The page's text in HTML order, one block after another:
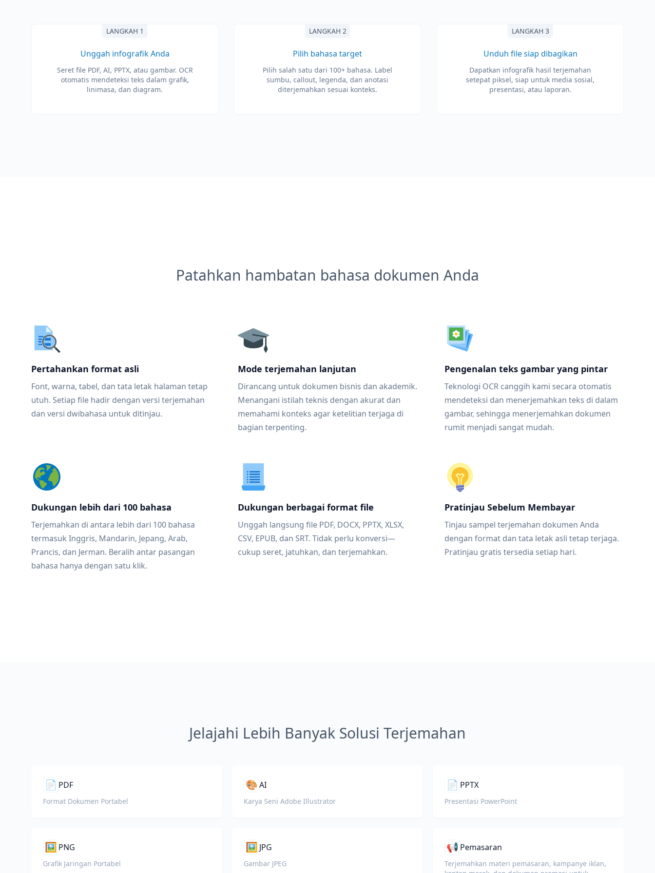
LANGKAH 1
Unggah infografik Anda
Seret file PDF, AI, PPTX, atau gambar. OCR
otomatis mendeteksi teks dalam grafik,
linimasa, dan diagram.
LANGKAH 2
Pilih bahasa target
Pilih salah satu dari 100+ bahasa. Label
sumbu, callout, legenda, dan anotasi
diterjemahkan sesuai konteks.
LANGKAH 3
Unduh file siap dibagikan
Dapatkan infografik hasil terjemahan
setepat piksel, siap untuk media sosial,
presentasi, atau laporan.
Patahkan hambatan bahasa dokumen Anda
Pertahankan format asli
Font, warna, tabel, dan tata letak halaman tetap
utuh. Setiap file hadir dengan versi terjemahan
dan versi dwibahasa untuk ditinjau.
Mode terjemahan lanjutan
Dirancang untuk dokumen bisnis dan akademik.
Menangani istilah teknis dengan akurat dan
memahami konteks agar ketelitian terjaga di
bagian terpenting.
Pengenalan teks gambar yang pintar
Teknologi OCR canggih kami secara otomatis
mendeteksi dan menerjemahkan teks di dalam
gambar, sehingga menerjemahkan dokumen
rumit menjadi sangat mudah.
Dukungan lebih dari 100 bahasa
Terjemahkan di antara lebih dari 100 bahasa
termasuk Inggris, Mandarin, Jepang, Arab,
Prancis, dan Jerman. Beralih antar pasangan
bahasa hanya dengan satu klik.
Dukungan berbagai format file
Unggah langsung file PDF, DOCX, PPTX, XLSX,
CSV, EPUB, dan SRT. Tidak perlu konversi—
cukup seret, jatuhkan, dan terjemahkan.
Pratinjau Sebelum Membayar
Tinjau sampel terjemahan dokumen Anda
dengan format dan tata letak asli tetap terjaga.
Pratinjau gratis tersedia setiap hari.
Jelajahi Lebih Banyak Solusi Terjemahan
📄 PDF
Format Dokumen Portabel
🎨AI
Karya Seni Adobe Illustrator
📄 PPTX
Presentasi PowerPoint
🖼️ PNG
Grafik Jaringan Portabel
🖼️ JPG
Gambar JPEG
📢 Pemasaran
Terjemahkan materi pemasaran, kampanye iklan,